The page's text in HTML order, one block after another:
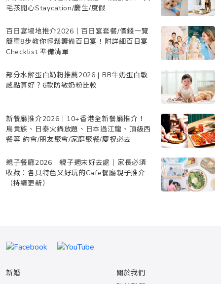
毛孩開心Staycation/慶生/度假
百日宴場地推介2026｜百日宴套餐/價錢一覽
簡單8步教你輕鬆籌備百日宴！附詳細百日宴
Checklist 準備清單
部分水解蛋白奶粉推薦2026 | BB牛奶蛋白敏
感點算好？6款防敏奶粉比較
新餐廳推介2026｜10+香港全新餐廳推介！
鳥貴族、日泰火鍋放題、日本過江龍、頂級西
餐等 約會/朋友聚會/家庭聚餐/慶祝必去
親子餐廳2026｜親子週末好去處｜家長必須
收藏：各具特色又好玩的Cafe餐廳親子推介
（持續更新）
新婚
關於我們